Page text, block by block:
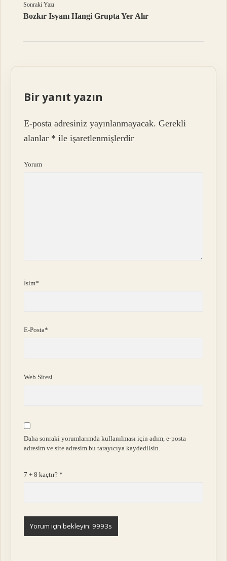
Sonraki Yazı
Bozkır Isyanı Hangi Grupta Yer Alır
Bir yanıt yazın
E-posta adresiniz yayınlanmayacak. Gerekli
alanlar * ile işaretlenmişlerdir
Yorum
İsim*
E-Posta*
Web Sitesi
Daha sonraki yorumlarımda kullanılması için adım, e-posta
adresim ve site adresim bu tarayıcıya kaydedilsin.
7 + 8 kaçtır?*